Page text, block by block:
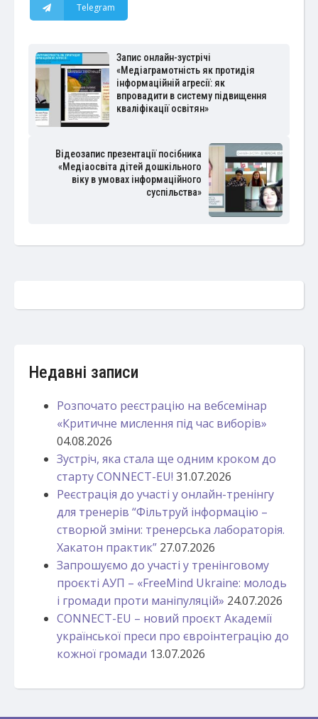
Telegram
Запис онлайн-зустрічі
«Медіаграмотність як протидія
інформаційній агресії: як
впровадити в систему підвищення
кваліфікації освітян»
Відеозапис презентації посібника
«Медіаосвіта дітей дошкільного
віку в умовах інформаційного
суспільства»
Недавні записи
Розпочато реєстрацію на вебсемінар
«Критичне мислення під час виборів»
04.08.2026
Зустріч, яка стала ще одним кроком до
старту CONNECT-EU! 31.07.2026
Реєстрація до участі у онлайн-тренінгу
для тренерів “Фільтруй інформацію –
створюй зміни: тренерська лабораторія.
Хакатон практик” 27.07.2026
Запрошуємо до участі у тренінговому
проєкті АУП – «FreeMind Ukraine: молодь
і громади проти маніпуляцій» 24.07.2026
CONNECT-EU – новий проєкт Академії
української преси про євроінтеграцію до
кожної громади 13.07.2026